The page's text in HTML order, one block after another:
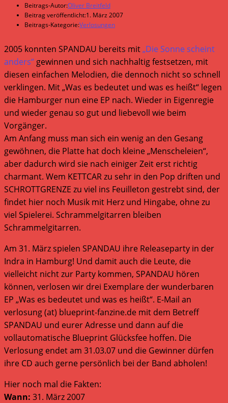
Beitrags-Autor:Oliver Breitfeld
Beitrag veröffentlicht:1. März 2007
Beitrags-Kategorie:Verlosungen
2005 konnten SPANDAU bereits mit„Die Sonne scheint
anders“ gewinnen und sich nachhaltig festsetzen, mit
diesen einfachen Melodien, die dennoch nicht so schnell
verklingen. Mit „Was es bedeutet und was es heißt“ legen
die Hamburger nun eine EP nach. Wieder in Eigenregie
und wieder genau so gut und liebevoll wie beim
Vorgänger.
Am Anfang muss man sich ein wenig an den Gesang
gewöhnen, die Platte hat doch kleine „Menscheleien“,
aber dadurch wird sie nach einiger Zeit erst richtig
charmant. Wem KETTCAR zu sehr in den Pop driften und
SCHROTTGRENZE zu viel ins Feuilleton gestrebt sind, der
findet hier noch Musik mit Herz und Hingabe, ohne zu
viel Spielerei. Schrammelgitarren bleiben
Schrammelgitarren.
Am 31. März spielen SPANDAU ihre Releaseparty in der
Indra in Hamburg! Und damit auch die Leute, die
vielleicht nicht zur Party kommen, SPANDAU hören
können, verlosen wir drei Exemplare der wunderbaren
EP „Was es bedeutet und was es heißt“. E-Mail an
verlosung (at) blueprint-fanzine.de mit dem Betreff
SPANDAU und eurer Adresse und dann auf die
vollautomatische Blueprint Glücksfee hoffen. Die
Verlosung endet am 31.03.07 und die Gewinner dürfen
ihre CD auch gerne persönlich bei der Band abholen!
Hier noch mal die Fakten:
Wann: 31. März 2007